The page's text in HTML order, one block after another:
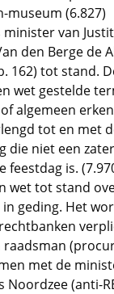
museum (6.827)
minister van
den Berge de
162) tot stand.
wet gestelde
algemeen
tot en met
die niet een
feestdag is.
wet tot stand
geding. Het
met de
Noordzee (anti-